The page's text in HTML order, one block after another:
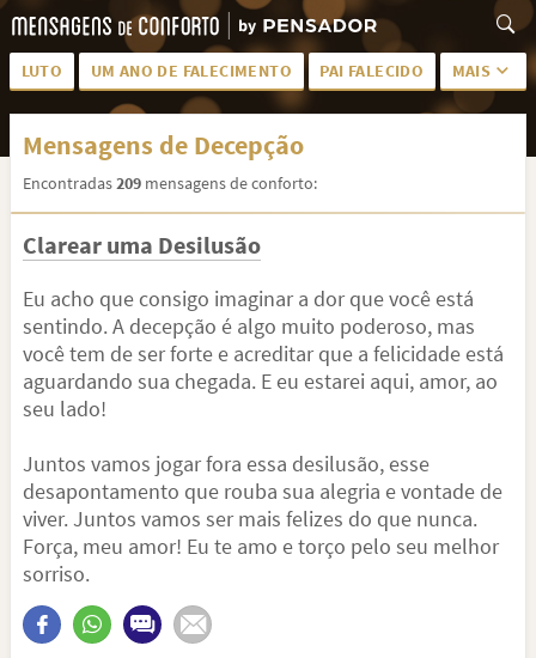
LUTO UM ANO DE FALECIMENTO PAI FALECIDO MAIS
LUTO PARA AMIGA PALAVRAS
SAUDADES DA MÃE
MEUS SENTIMENTOS
FRASES DE LUTO PARA AMIGO FIM DE NAMORO
TODAS AS CATEGORIAS
Mensagens de Decepção
Encontradas209 mensagens de conforto:
Clarear uma Desilusão
Eu acho que consigo imaginar a dor que você está
sentindo. A decepção é algo muito poderoso, mas
você tem de ser forte e acreditar que a felicidade está
aguardando sua chegada. E eu estarei aqui, amor, ao
seu lado!
Juntos vamos jogar fora essa desilusão, esse
desapontamento que rouba sua alegria e vontade de
viver. Juntos vamos ser mais felizes do que nunca.
Força, meu amor! Eu te amo e torço pelo seu melhor
sorriso.